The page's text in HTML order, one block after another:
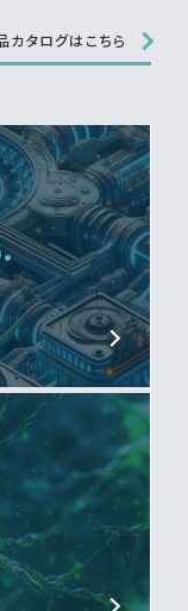
カタログはこちら